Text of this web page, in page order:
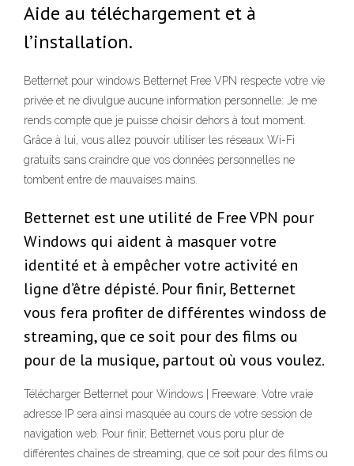
Aide au téléchargement et à
l’installation.
Betternet pour windows Betternet Free VPN respecte votre vie
privée et ne divulgue aucune information personnelle: Je me
rends compte que je puisse choisir dehors à tout moment.
Grâce à lui, vous allez pouvoir utiliser les réseaux Wi-Fi
gratuits sans craindre que vos données personnelles ne
tombent entre de mauvaises mains.
Betternet est une utilité de Free VPN pour
Windows qui aident à masquer votre
identité et à empêcher votre activité en
ligne d’être dépisté. Pour finir, Betternet
vous fera profiter de différentes windoss de
streaming, que ce soit pour des films ou
pour de la musique, partout où vous voulez.
Télécharger Betternet pour Windows | Freeware. Votre vraie
adresse IP sera ainsi masquée au cours de votre session de
navigation web. Pour finir, Betternet vous poru plur de
différentes chaînes de streaming, que ce soit pour des films ou